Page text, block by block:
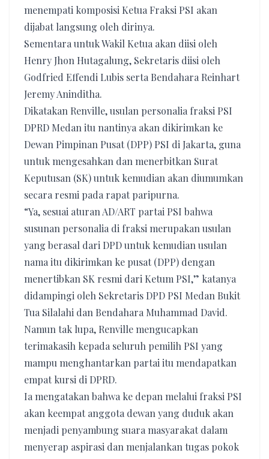
menempati komposisi Ketua Fraksi PSI akan
dijabat langsung oleh dirinya.
Sementara untuk Wakil Ketua akan diisi oleh
Henry Jhon Hutagalung, Sekretaris diisi oleh
Godfried Effendi Lubis serta Bendahara Reinhart
Jeremy Aninditha.
Dikatakan Renville, usulan personalia fraksi PSI
DPRD Medan itu nantinya akan dikirimkan ke
Dewan Pimpinan Pusat (DPP) PSI di Jakarta, guna
untuk mengesahkan dan menerbitkan Surat
Keputusan (SK) untuk kemudian akan diumumkan
secara resmi pada rapat paripurna.
“Ya, sesuai aturan AD/ART partai PSI bahwa
susunan personalia di fraksi merupakan usulan
yang berasal dari DPD untuk kemudian usulan
nama itu dikirimkan ke pusat (DPP) dengan
menertibkan SK resmi dari Ketum PSI,” katanya
didampingi oleh Sekretaris DPD PSI Medan Bukit
Tua Silalahi dan Bendahara Muhammad David.
Namun tak lupa, Renville mengucapkan
terimakasih kepada seluruh pemilih PSI yang
mampu menghantarkan partai itu mendapatkan
empat kursi di DPRD.
Ia mengatakan bahwa ke depan melalui fraksi PSI
akan keempat anggota dewan yang duduk akan
menjadi penyambung suara masyarakat dalam
menyerap aspirasi dan menjalankan tugas pokok